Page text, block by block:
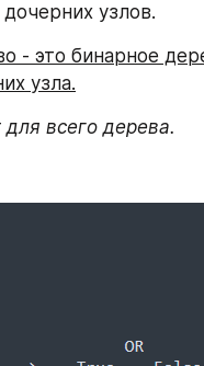
узлов.
- это бинарное
узла.
всего дерева.